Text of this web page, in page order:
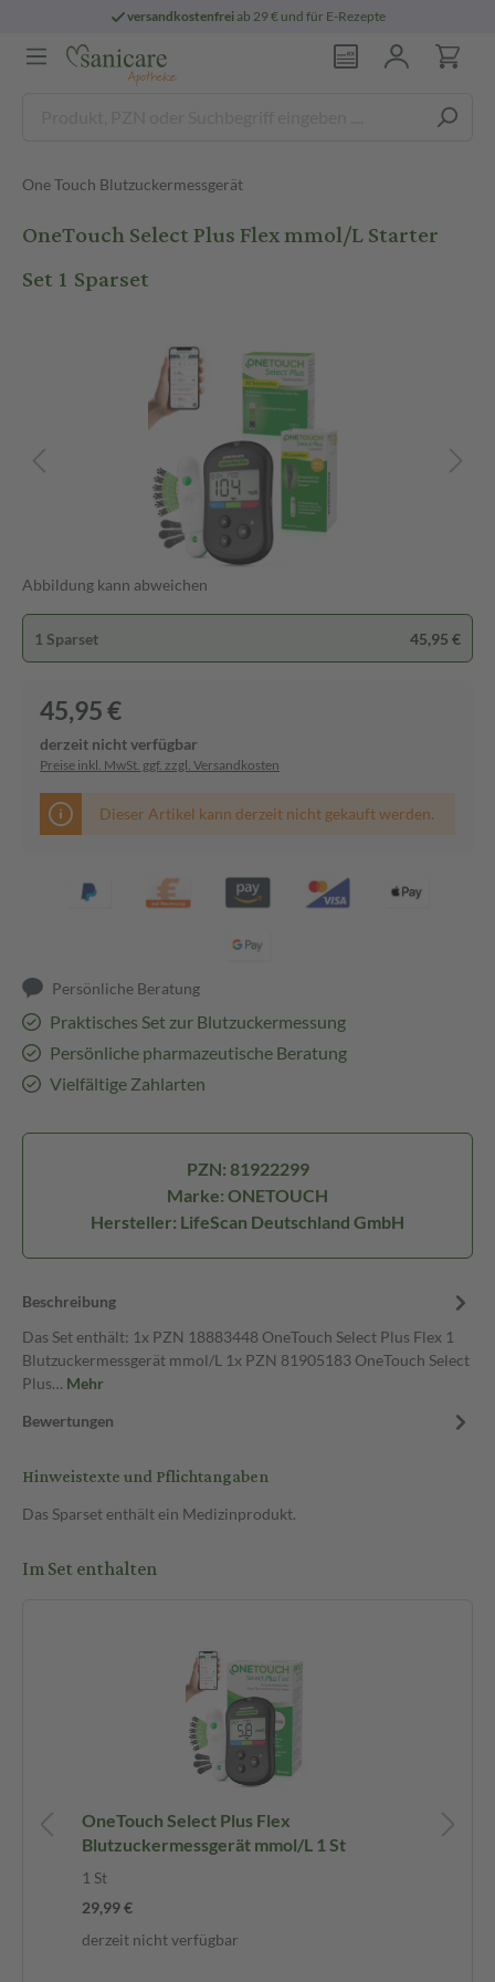
versandkostenfreiab 29 € und für E-Rezepte
One Touch Blutzuckermessgerät
OneTouch Select Plus Flex mmol/L Starter
Set 1 Sparset
Abbildung kann abweichen
1 Sparset 45,95 €
45,95 €
derzeit nicht verfügbar
Preise inkl. MwSt. ggf. zzgl. Versandkosten
Dieser Artikel kann derzeit nicht gekauft werden.
Persönliche Beratung
Praktisches Set zur Blutzuckermessung
Persönliche pharmazeutische Beratung
Vielfältige Zahlarten
PZN: 81922299
Marke: ONETOUCH
Hersteller: LifeScan Deutschland GmbH
Beschreibung
Das Set enthält: 1x PZN 18883448 OneTouch Select Plus Flex 1
Blutzuckermessgerät mmol/L 1x PZN 81905183 OneTouch Select
Plus… Mehr
Bewertungen
Hinweistexte und Pflichtangaben
Das Sparset enthält ein Medizinprodukt.
Im Set enthalten
OneTouch Select Plus Flex
Blutzuckermessgerät mmol/L 1 St
1 St
29,99 €
derzeit nicht verfügbar